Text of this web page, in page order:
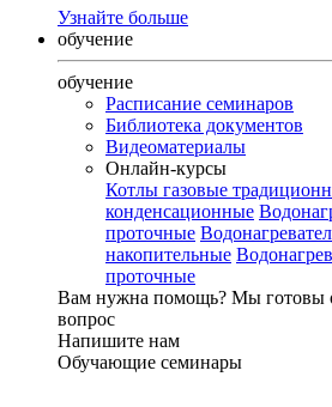
Узнайте больше
обучение
обучение
Расписание семинаров
Библиотека документов
Видеоматериалы
Онлайн-курсы
Котлы газовые
конденсационные
проточные
накопительные
проточные
Вам нужна помощь? Мы готовы
вопрос
Напишите нам
Обучающие семинары